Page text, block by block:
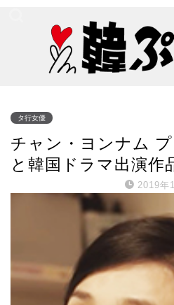
タ行女優
チャン・ヨンナム
と韓国ドラマ出演作
2019年